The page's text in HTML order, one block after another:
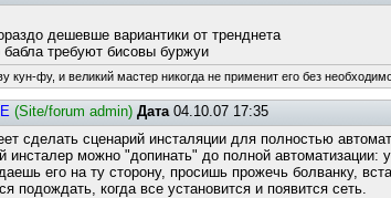
дешевше вариантики от тренднета
требуют бисовы буржуи
кун-фу, и великий мастер никогда не применит его без
(Site/forum admin) Дата04.10.07 17:35
сделать сценарий инсталяции для полностью
инсталер можно "допинать" до полной автоматизации:
его на ту сторону, просишь прожечь болванку,
подождать, когда все установится и появится сеть.